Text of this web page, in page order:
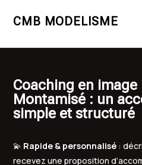
CMB MODELISME
Coaching en
Montamisé : un
simple et structuré
💫 Rapide & personnalisé :
recevez une proposition